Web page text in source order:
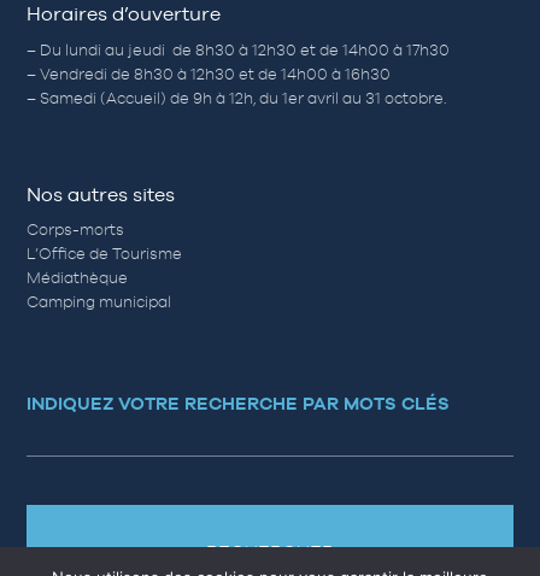
Horaires d’ouverture
– Du lundi au jeudi de 8h30 à 12h30 et de 14h00 à 17h30
– Vendredi de 8h30 à 12h30 et de 14h00 à 16h30
– Samedi (Accueil) de 9h à 12h, du 1er avril au 31 octobre.
Nos autres sites
Corps-morts
L’Office de Tourisme
Médiathèque
Camping municipal
INDIQUEZ VOTRE RECHERCHE PAR MOTS CLÉS
RECHERCHER